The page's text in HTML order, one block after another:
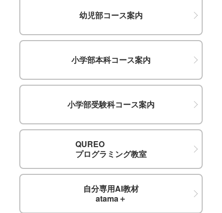
幼児部コース案内
小学部本科コース案内
小学部受験科コース案内
QUREO
プログラミング教室
自分専用AI教材
atama＋